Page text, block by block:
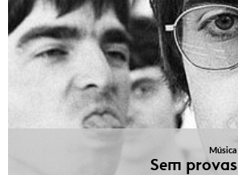
Música
Sem provas